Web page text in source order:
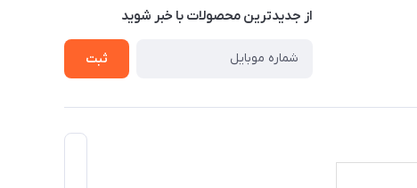
از جدید‌ترین محصولات با‌ خبر شوید
ثبت